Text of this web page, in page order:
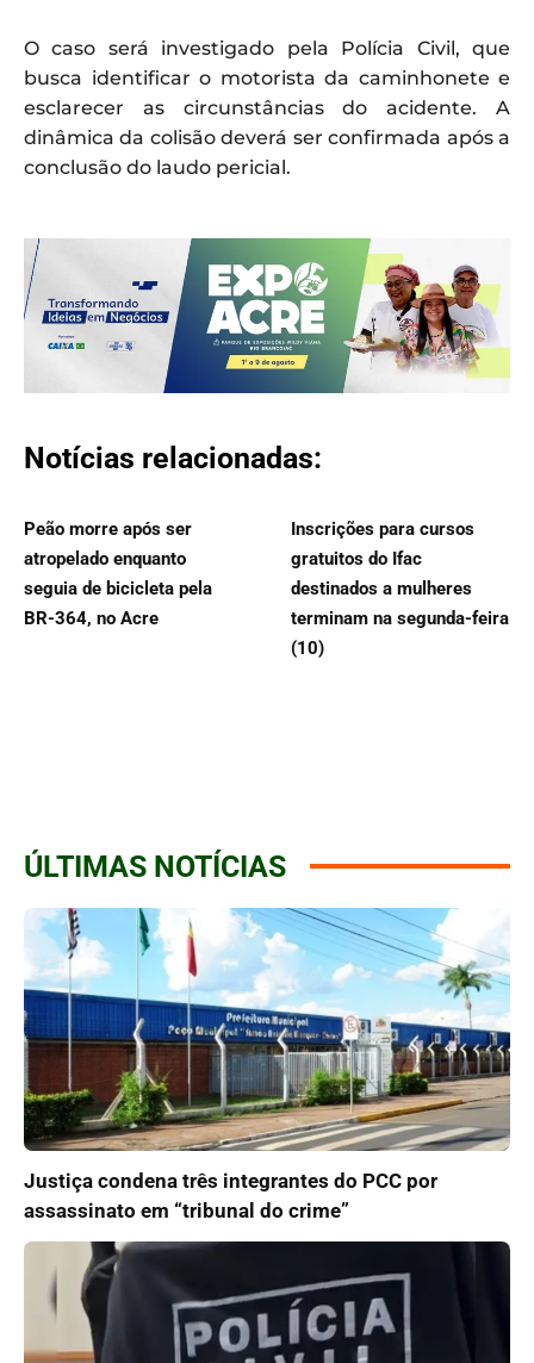
O caso será investigado pela Polícia Civil, que
busca identificar o motorista da caminhonete e
esclarecer as circunstâncias do acidente. A
dinâmica da colisão deverá ser confirmada após a
conclusão do laudo pericial.
Notícias relacionadas:
Peão morre após ser
atropelado enquanto
seguia de bicicleta pela
BR-364, no Acre
Inscrições para cursos
gratuitos do Ifac
destinados a mulheres
terminam na segunda-feira
(10)
ÚLTIMAS NOTÍCIAS
Justiça condena três integrantes do PCC por
assassinato em “tribunal do crime”